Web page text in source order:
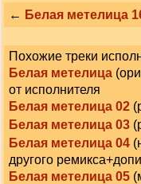
← Белая метелица
Похожие треки
Белая метелица
от исполнителя
Белая метелица 02
Белая метелица 03
Белая метелица 04
другого
Белая метелица 05